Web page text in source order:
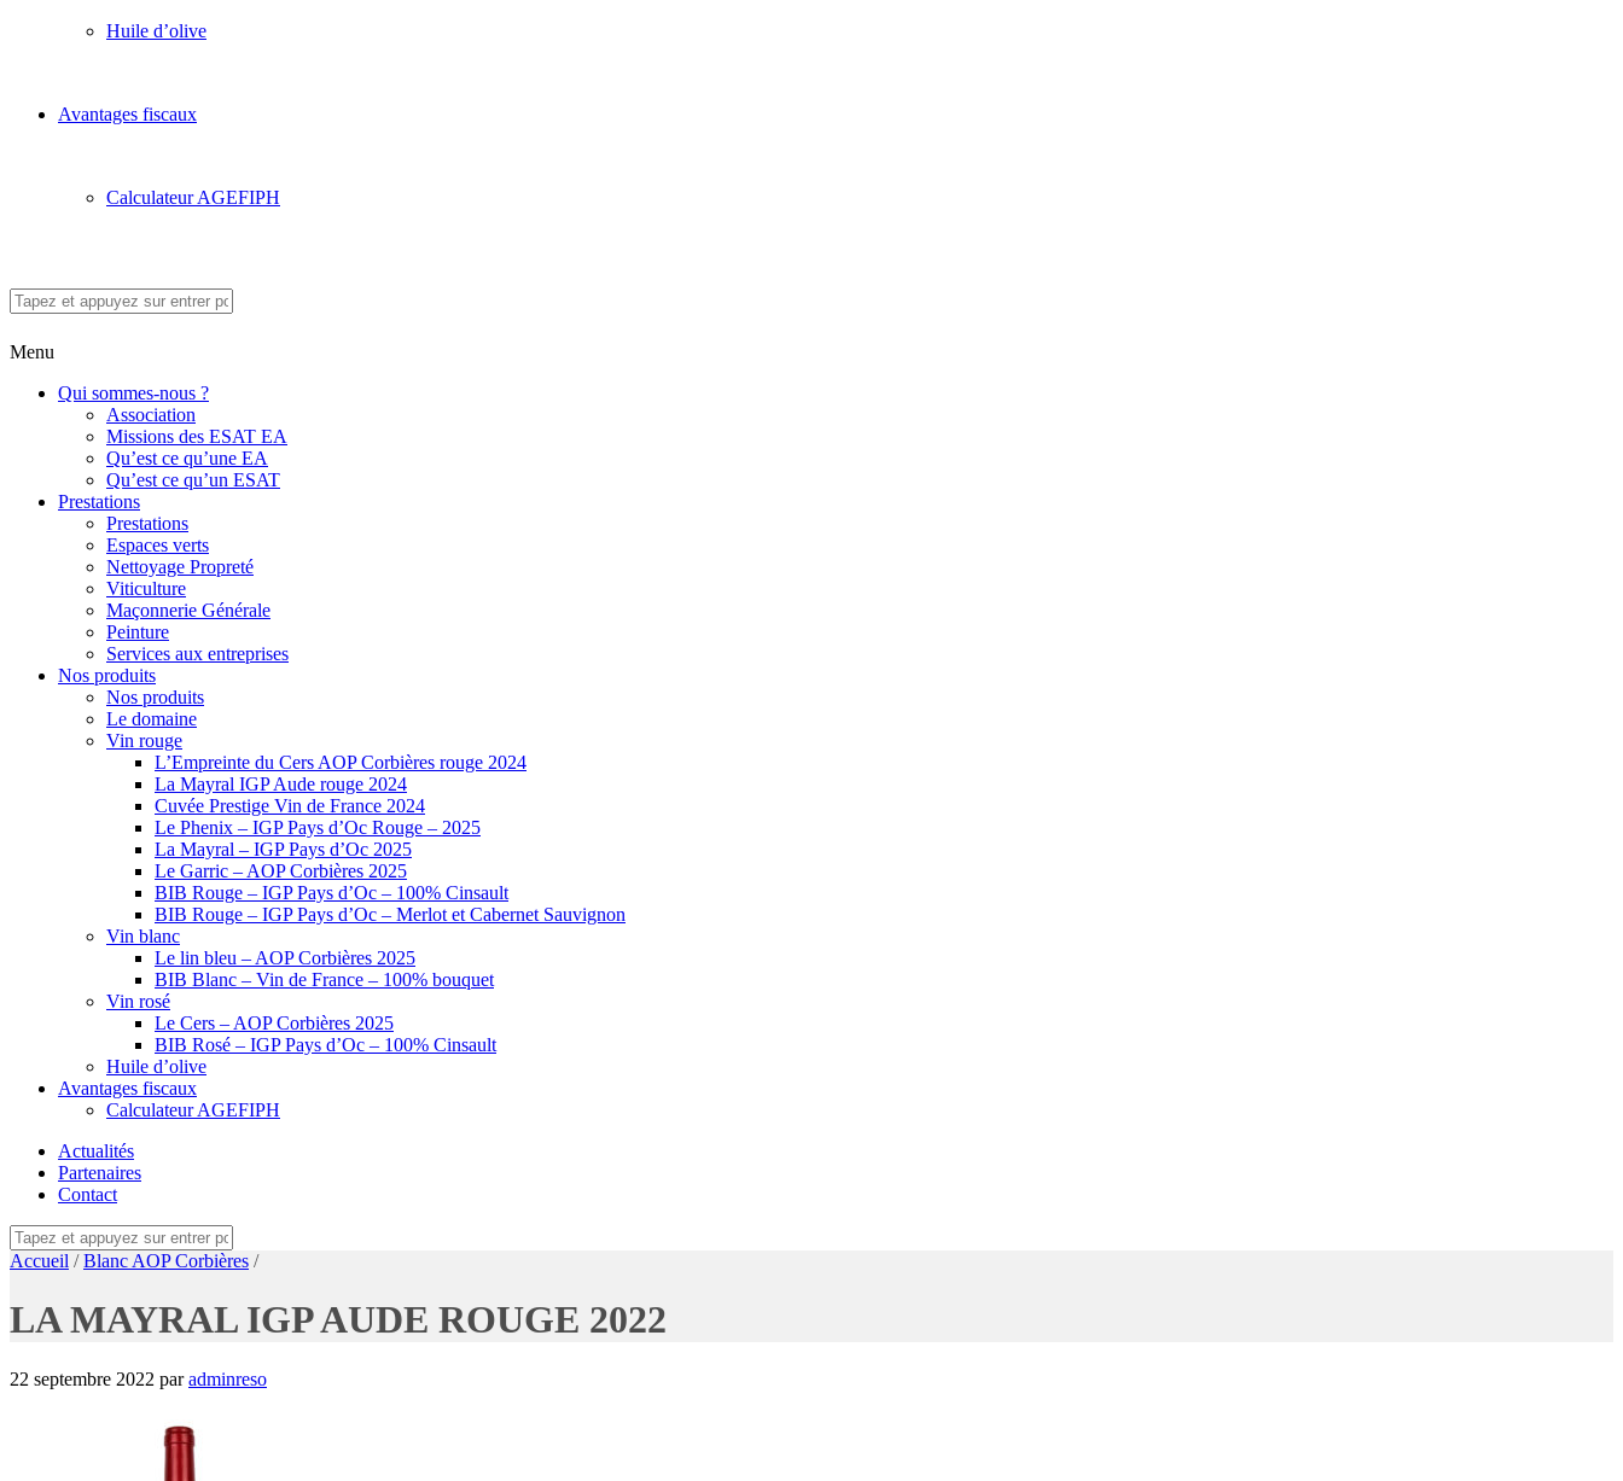
Huile d’olive
Avantages fiscaux
Calculateur AGEFIPH
Menu
Qui sommes-nous ?
Association
Missions des ESAT EA
Qu’est ce qu’une EA
Qu’est ce qu’un ESAT
Prestations
Prestations
Espaces verts
Nettoyage Propreté
Viticulture
Maçonnerie Générale
Peinture
Services aux entreprises
Nos produits
Nos produits
Le domaine
Vin rouge
L’Empreinte du Cers AOP Corbières rouge 2024
La Mayral IGP Aude rouge 2024
Cuvée Prestige Vin de France 2024
Le Phenix – IGP Pays d’Oc Rouge – 2025
La Mayral – IGP Pays d’Oc 2025
Le Garric – AOP Corbières 2025
BIB Rouge – IGP Pays d’Oc – 100% Cinsault
BIB Rouge – IGP Pays d’Oc – Merlot et Cabernet Sauvignon
Vin blanc
Le lin bleu – AOP Corbières 2025
BIB Blanc – Vin de France – 100% bouquet
Vin rosé
Le Cers – AOP Corbières 2025
BIB Rosé – IGP Pays d’Oc – 100% Cinsault
Huile d’olive
Avantages fiscaux
Calculateur AGEFIPH
Actualités
Partenaires
Contact
Accueil /Blanc AOP Corbières /
LA MAYRAL IGP AUDE ROUGE 2022
22 septembre 2022 paradminreso